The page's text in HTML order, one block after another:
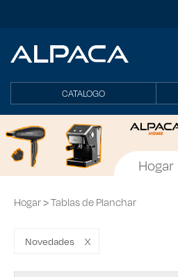
CATALOGO
Hogar
Hogar>Tablas de Planchar
Novedades X